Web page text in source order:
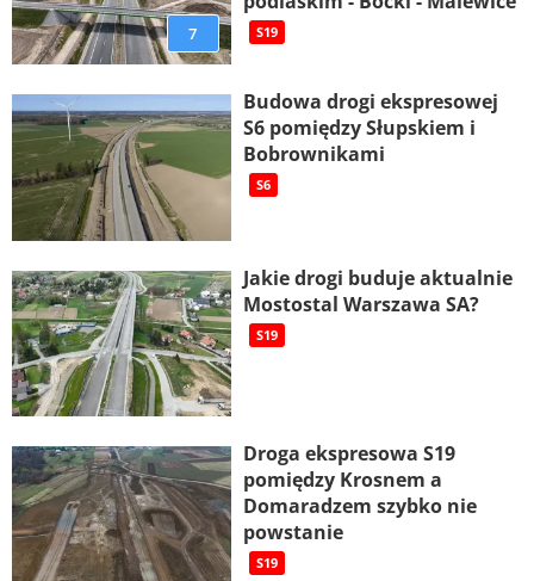
7 S19
Budowa drogi ekspresowej
S6 pomiędzy Słupskiem i
Bobrownikami
S6
Jakie drogi buduje aktualnie
Mostostal Warszawa SA?
S19
Droga ekspresowa S19
pomiędzy Krosnem a
Domaradzem szybko nie
powstanie
S19